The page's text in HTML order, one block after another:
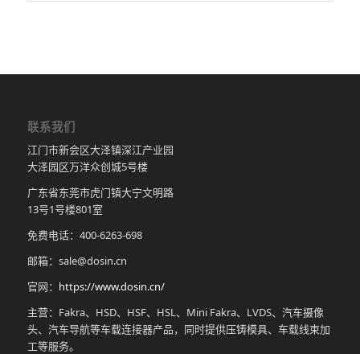
联系我们
江门市新会区大泽镇深江产业园
大泽园区万洋众创城5号楼
广东省东莞市虎门镇大宁文明路
13号1号楼801室
免费电话：400-6263-698
邮箱：sale@dosin.cn
官网： https://www.dosin.cn/
主营：Fakra、HSD、HSF、HSL、Mini Fakra、LVDS、汽车摄像
头、汽车导航等车载连接器产品，同时提供压铸模具、车载线束加
工等服务。